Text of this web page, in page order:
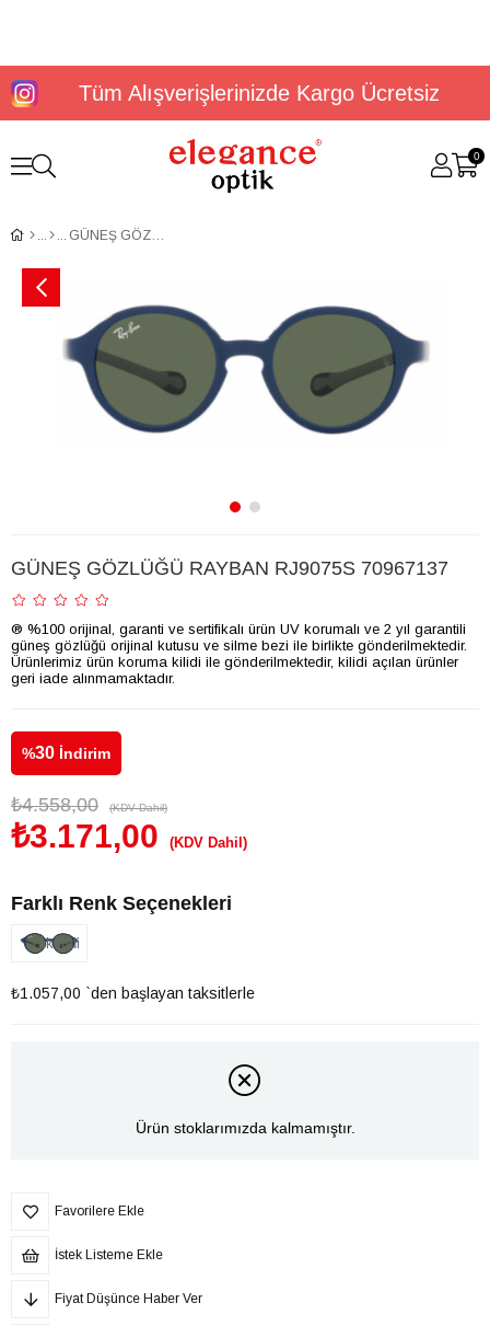
Tüm Alışverişlerinizde Kargo Ücretsiz
0
GÜNEŞ GÖZLÜĞÜ RAYBAN RJ9075S 70967137
GÜNEŞ GÖZLÜĞÜ RAYBAN RJ9075S 70967137
® %100 orijinal, garanti ve sertifikalı ürün UV korumalı ve 2 yıl garantili
güneş gözlüğü orijinal kutusu ve silme bezi ile birlikte gönderilmektedir.
Ürünlerimiz ürün koruma kilidi ile gönderilmektedir, kilidi açılan ürünler
geri iade alınmamaktadır.
%30 İndirim
₺4.558,00 (KDV Dahil)
₺3.171,00 (KDV Dahil)
Farklı Renk Seçenekleri
Tükendi
₺1.057,00 `den başlayan taksitlerle
Ürün stoklarımızda kalmamıştır.
Favorilere Ekle
İstek Listeme Ekle
Fiyat Düşünce Haber Ver